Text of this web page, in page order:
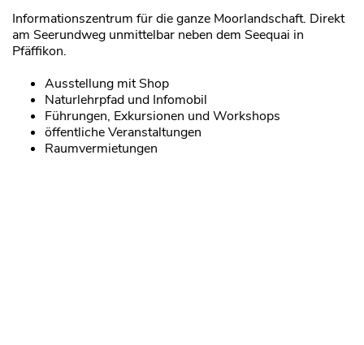
Informationszentrum für die ganze Moorlandschaft. Direkt
am Seerundweg unmittelbar neben dem Seequai in
Pfäffikon.
Ausstellung mit Shop
Naturlehrpfad und Infomobil
Führungen, Exkursionen und Workshops
öffentliche Veranstaltungen
Raumvermietungen